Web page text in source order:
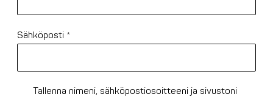
Sähköposti *
Tallenna nimeni, sähköpostiosoitteeni ja sivustoni